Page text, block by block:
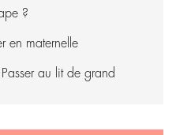
?
en maternelle
au lit de grand